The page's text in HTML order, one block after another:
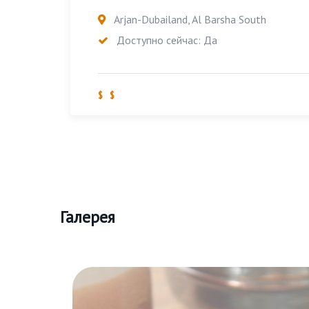
Arjan-Dubailand, Al Barsha South
Доступно сейчас: Да
$ $
Галерея